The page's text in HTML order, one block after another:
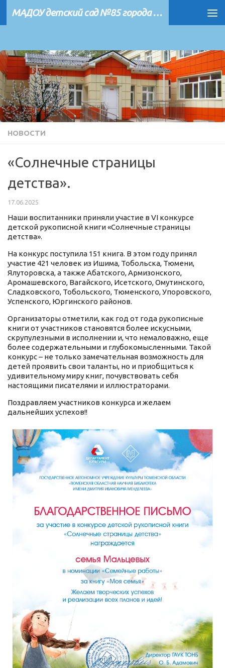
Перейти к содержимому МАДОУ детский сад №85 города Тюмени
НОВОСТИ
«Солнечные страницы
детства».
17.06.2025
Наши воспитанники приняли участие в VI конкурсе
детской рукописной книги «Солнечные страницы
детства».
На конкурс поступила 151 книга. В этом году принял
участие 421 человек из Ишима, Тобольска, Тюмени,
Ялуторовска, а также Абатского, Армизонского,
Аромашевского, Вагайского, Исетского, Омутинского,
Сладковского, Тобольского, Тюменского, Упоровского,
Успенского, Юргинского районов.
Организаторы отметили, как год от года рукописные
книги от участников становятся более искусными,
скрупулезными в исполнении и, что немаловажно, еще
более содержательными и глубокомысленными. Такой
конкурс – не только замечательная возможность для
детей проявить свои таланты, но и приобщиться к
удивительному миру книг, почувствовать себя
настоящими писателями и иллюстраторами.
Поздравляем участников конкурса и желаем
дальнейших успехов!!